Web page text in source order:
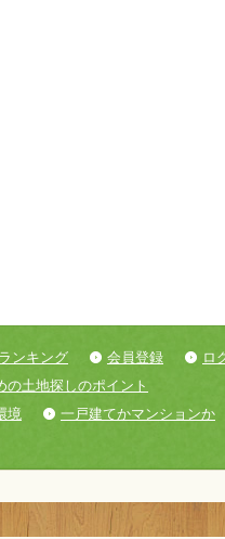
ンキング 会員登録 ロ
の土地探しのポイント
境
一戸建てかマンションか